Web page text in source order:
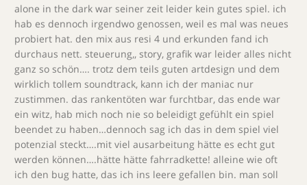
alone in the dark war seiner zeit leider kein gutes spiel. ich
hab es dennoch irgendwo genossen, weil es mal was neues
probiert hat. den mix aus resi 4 und erkunden fand ich
durchaus nett. steuerung,, story, grafik war leider alles nicht
ganz so schön…. trotz dem teils guten artdesign und dem
wirklich tollem soundtrack, kann ich der maniac nur
zustimmen. das rankentöten war furchtbar, das ende war
ein witz, hab mich noch nie so beleidigt gefühlt ein spiel
beendet zu haben…dennoch sag ich das in dem spiel viel
potenzial steckt….mit viel ausarbeitung hätte es echt gut
werden können….hätte hätte fahrradkette! alleine wie oft
ich den bug hatte, das ich ins leere gefallen bin. man soll